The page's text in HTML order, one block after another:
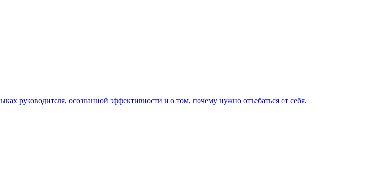
руководителя, осознанной эффективности и о том, почему нужно отъебаться от себя.